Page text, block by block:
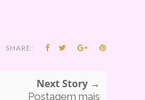
SHARE:
Next Story →
Postagem mais